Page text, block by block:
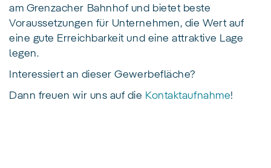
am Grenzacher Bahnhof und bietet beste
Voraussetzungen für Unternehmen, die Wert auf
eine gute Erreichbarkeit und eine attraktive Lage
legen.
Interessiert an dieser Gewerbefläche?
Dann freuen wir uns auf die Kontaktaufnahme!